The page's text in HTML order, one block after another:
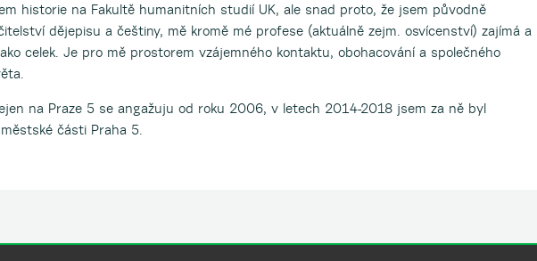
historie na Fakultě humanitních studií UK, ale snad proto, že jsem původně
dějepisu a češtiny, mě kromě mé profese (aktuálně zejm. osvícenství) zajímá a
celek. Je pro mě prostorem vzájemného kontaktu, obohacování a společného
na Praze 5 se angažuju od roku 2006, v letech 2014-2018 jsem za ně byl
části Praha 5.